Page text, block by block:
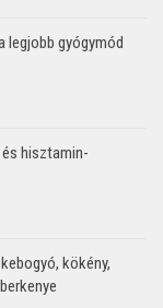
legjobb gyógymód
hisztamin-
kökény,